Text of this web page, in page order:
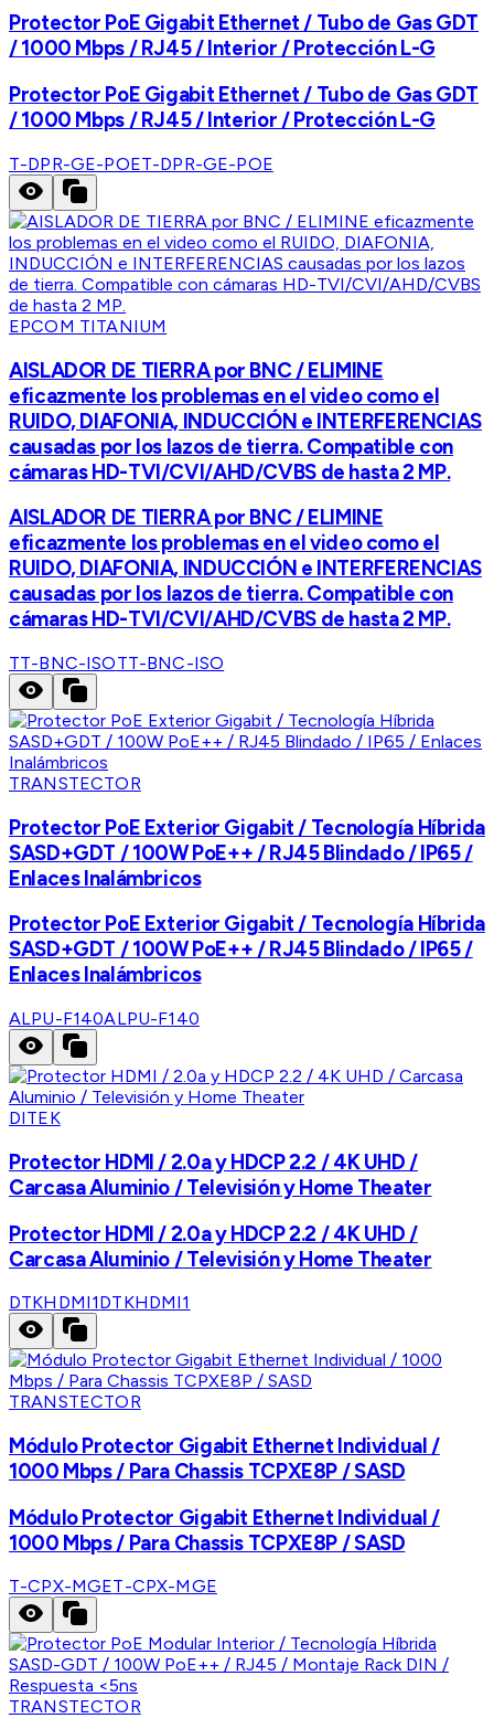
Protector PoE Gigabit Ethernet / Tubo de Gas GDT
/ 1000 Mbps / RJ45 / Interior / Protección L-G
Protector PoE Gigabit Ethernet / Tubo de Gas GDT
/ 1000 Mbps / RJ45 / Interior / Protección L-G
T-DPR-GE-POET-DPR-GE-POE
EPCOM TITANIUM
AISLADOR DE TIERRA por BNC / ELIMINE
eficazmente los problemas en el video como el
RUIDO, DIAFONIA, INDUCCIÓN e INTERFERENCIAS
causadas por los lazos de tierra. Compatible con
cámaras HD-TVI/CVI/AHD/CVBS de hasta 2 MP.
AISLADOR DE TIERRA por BNC / ELIMINE
eficazmente los problemas en el video como el
RUIDO, DIAFONIA, INDUCCIÓN e INTERFERENCIAS
causadas por los lazos de tierra. Compatible con
cámaras HD-TVI/CVI/AHD/CVBS de hasta 2 MP.
TT-BNC-ISOTT-BNC-ISO
TRANSTECTOR
Protector PoE Exterior Gigabit / Tecnología Híbrida
SASD+GDT / 100W PoE++ / RJ45 Blindado / IP65 /
Enlaces Inalámbricos
Protector PoE Exterior Gigabit / Tecnología Híbrida
SASD+GDT / 100W PoE++ / RJ45 Blindado / IP65 /
Enlaces Inalámbricos
ALPU-F140ALPU-F140
DITEK
Protector HDMI / 2.0a y HDCP 2.2 / 4K UHD /
Carcasa Aluminio / Televisión y Home Theater
Protector HDMI / 2.0a y HDCP 2.2 / 4K UHD /
Carcasa Aluminio / Televisión y Home Theater
DTKHDMI1DTKHDMI1
TRANSTECTOR
Módulo Protector Gigabit Ethernet Individual /
1000 Mbps / Para Chassis TCPXE8P / SASD
Módulo Protector Gigabit Ethernet Individual /
1000 Mbps / Para Chassis TCPXE8P / SASD
T-CPX-MGET-CPX-MGE
TRANSTECTOR